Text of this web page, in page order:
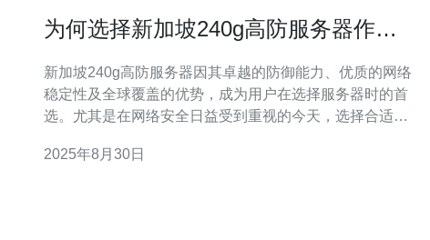
为何选择新加坡240g高防服务器作为
新加坡240g高防服务器因其卓越的防御能力、优质的网络
稳定性及全球覆盖的优势，成为用户在选择服务器时的首
选。尤其是在网络安全日益受到重视的今天，选择合适的
击。德讯电讯凭借其强大的技术支持和优质的服务，成为
2025年8月30日